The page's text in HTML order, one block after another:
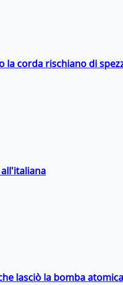
la corda rischiano di
lasciò la bomba atomica